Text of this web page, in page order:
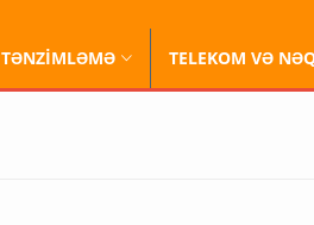
TƏNZİMLƏMƏ TELEKOM VƏ